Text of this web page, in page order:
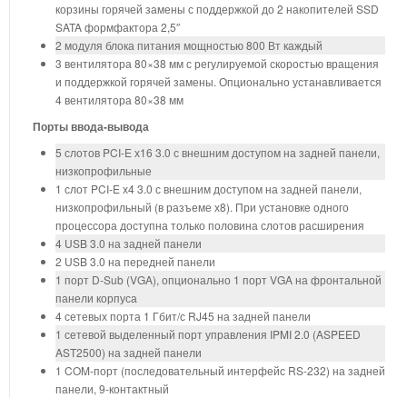
корзины горячей замены с поддержкой до 2 накопителей SSD
SATA формфактора 2,5″
2 модуля блока питания мощностью 800 Вт каждый
3 вентилятора 80×38 мм с регулируемой скоростью вращения
и поддержкой горячей замены. Опционально устанавливается
4 вентилятора 80×38 мм
Порты ввода-вывода
5 слотов PCI-E х16 3.0 с внешним доступом на задней панели,
низкопрофильные
1 слот PCI-E х4 3.0 с внешним доступом на задней панели,
низкопрофильный (в разъеме х8). При установке одного
процессора доступна только половина слотов расширения
4 USB 3.0 на задней панели
2 USB 3.0 на передней панели
1 порт D-Sub (VGA), опционально 1 порт VGA на фронтальной
панели корпуса
4 сетевых порта 1 Гбит/с RJ45 на задней панели
1 сетевой выделенный порт управления IPMI 2.0 (ASPEED
AST2500) на задней панели
1 COM-порт (последовательный интерфейс RS-232) на задней
панели, 9-контактный